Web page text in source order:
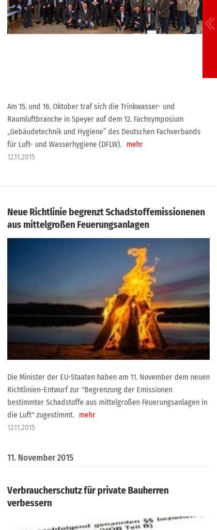
Am 15. und 16. Oktober traf sich die Trinkwasser- und
Raumluftbranche in Speyer auf dem 12. Fachsymposium
„Gebäudetechnik und Hygiene“ des Deutschen Fachverbands
für Luft- und Wasserhygiene (DFLW). mehr
12.11.2015
Neue Richtlinie begrenzt Schadstoffemissionenen
aus mittelgroßen Feuerungsanlagen
Die Minister der EU-Staaten haben am 11. November dem neuen
Richtlinien-Entwurf zur "Begrenzung der Emissionen
bestimmter Schadstoffe aus mittelgroßen Feuerungsanlagen in
die Luft" zugestimmt. mehr
12.11.2015
11. November 2015
Verbraucherschutz für private Bauherren
verbessern